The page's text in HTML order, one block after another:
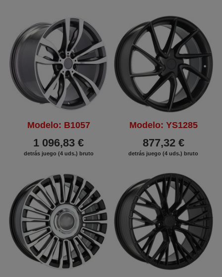
Modelo: B1057
1 096,83 €
detrás juego (4 uds.) bruto
Modelo: YS1285
877,32 €
detrás juego (4 uds.) bruto